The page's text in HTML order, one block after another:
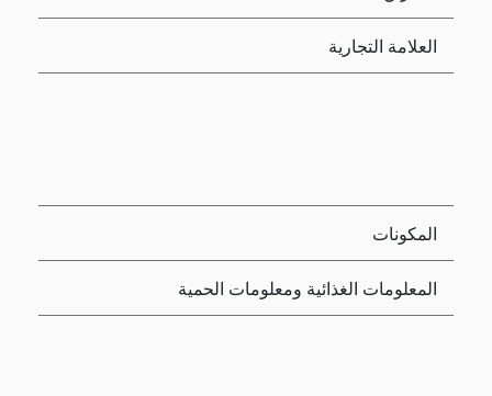
العلامة التجارية
المكونات
المعلومات الغذائية ومعلومات الحمية